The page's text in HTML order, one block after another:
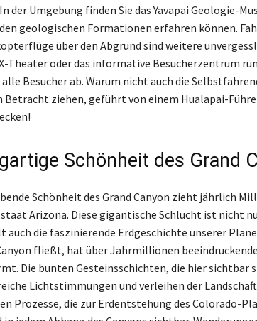
der Umgebung finden Sie das Yavapai Geologie-
geologischen Formationen erfahren können.
über den Abgrund sind weitere
Theater oder das informative Besucherzentrum
Besucher ab. Warum nicht auch die
Betracht ziehen, geführt von einem Hualapai-
Schönheit des Grand
Schönheit des Grand Canyon zieht jährlich
Arizona. Diese gigantische Schlucht ist nicht
auch die faszinierende Erdgeschichte unserer
fließt, hat über Jahrmillionen
Die bunten Gesteinsschichten, die hier sichtbar
Lichtstimmungen und verleihen der
Prozesse, die zur Erdentstehung des Colorado-